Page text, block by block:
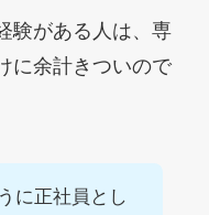
験がある人は、専
に余計きついので
に正社員とし